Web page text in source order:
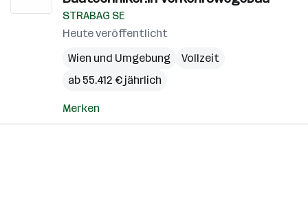
STRABAG SE
Heute veröffentlicht
Wien und Umgebung
Vollzeit
ab 55.412 € jährlich
Merken